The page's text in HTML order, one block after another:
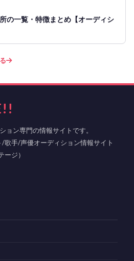
の一覧・特徴まとめ【オーディシ
ョン専門の情報サイトです。
手/声優オーディション情報サイト
ジ）